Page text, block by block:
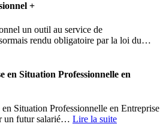
+
un outil au service de
rendu obligatoire par la loi du…
en Situation Professionnelle en
Situation Professionnelle en Entreprise
un futur salarié… Lire la suite